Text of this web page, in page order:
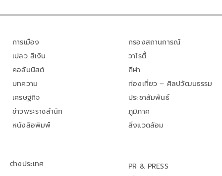
การเมือง
เปลว สีเงิน
คอลัมนิสต์
บทความ
เศรษฐกิจ
ข่าวพระราชสำนัก
หนังสือพิมพ์
กรองสถานการณ์
วาไรตี้
กีฬา
ท่องเที่ยว – ศิลปวัฒนธรรม
ประชาสัมพันธ์
ภูมิภาค
สิ่งแวดล้อม
ต่างประเทศ
PR & PRESS